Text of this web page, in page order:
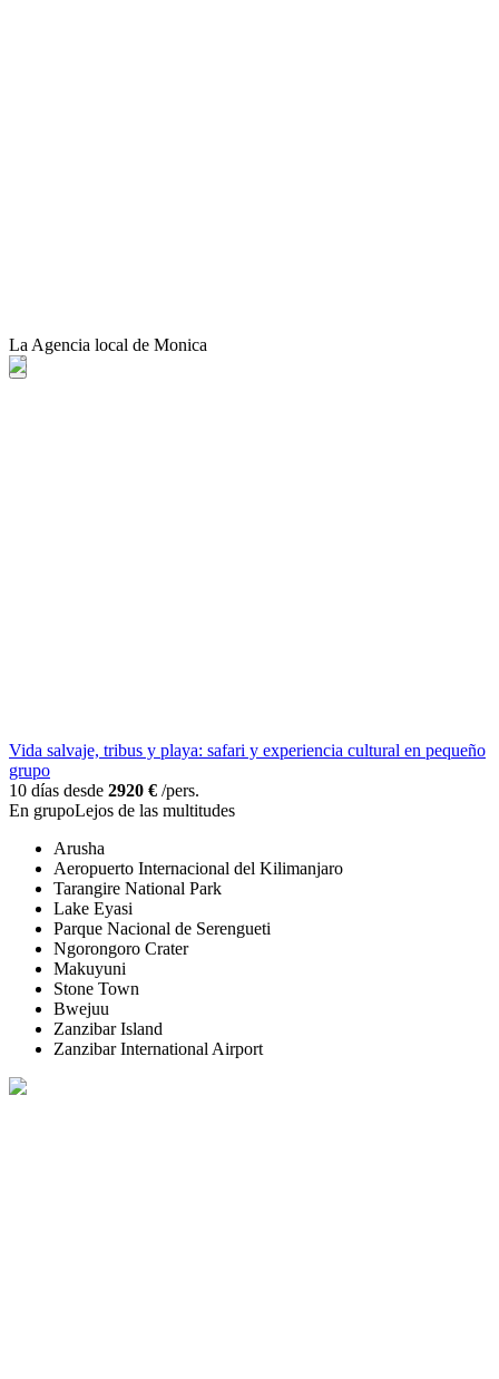
La Agencia local de Monica
Vida salvaje, tribus y playa: safari y experiencia cultural en pequeño
grupo
10 días desde 2920 € /pers.
En grupoLejos de las multitudes
Arusha
Aeropuerto Internacional del Kilimanjaro
Tarangire National Park
Lake Eyasi
Parque Nacional de Serengueti
Ngorongoro Crater
Makuyuni
Stone Town
Bwejuu
Zanzibar Island
Zanzibar International Airport